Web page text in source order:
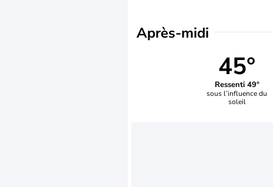
Après-midi
45°
Ressenti 49°
sous l’influence du
soleil